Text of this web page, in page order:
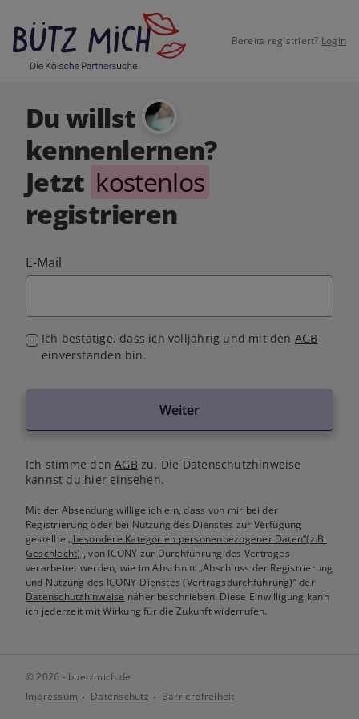
Bereits registriert? Login
Du willst
kennenlernen?
Jetzt kostenlos
registrieren
E-Mail
Ich bestätige, dass ich volljährig und mit den AGB
einverstanden bin.
Weiter
Ich stimme denAGB zu. Die Datenschutzhinweise
kannst du hiereinsehen.
Mit der Absendung willige ich ein, dass von mir bei der
Registrierung oder bei Nutzung des Dienstes zur Verfügung
gestellte„besondere Kategorien personenbezogener Daten“(z.B.
Geschlecht) , von ICONY zur Durchführung des Vertrages
verarbeitet werden, wie im Abschnitt „Abschluss der Registrierung
und Nutzung des ICONY-Dienstes (Vertragsdurchführung)“ der
Datenschutzhinweise näher beschrieben. Diese Einwilligung kann
ich jederzeit mit Wirkung für die Zukunft widerrufen.
© 2026 - buetzmich.de
Impressum
Datenschutz Barrierefreiheit